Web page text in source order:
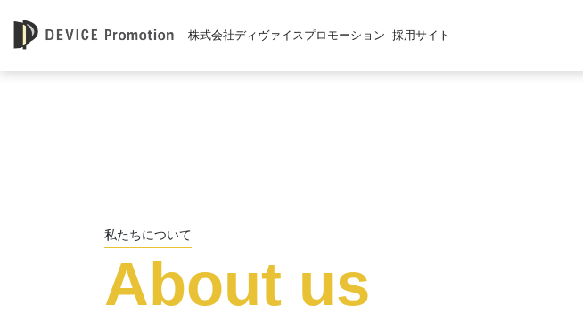
株式会社ディヴァイスプロモーション 採用サイト
私たちについて
About us